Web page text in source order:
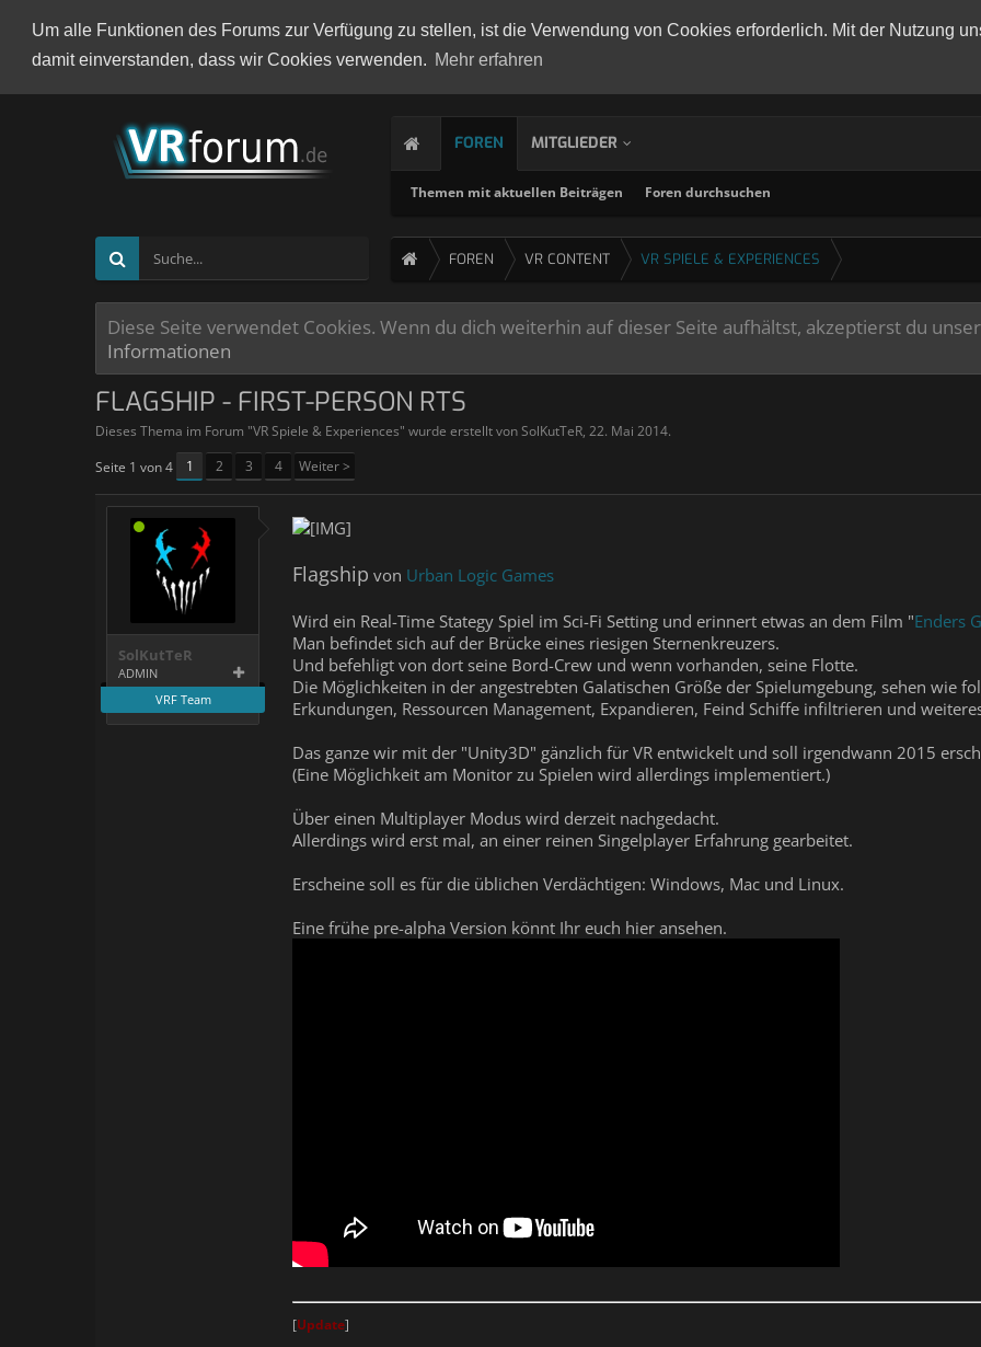
Um alle Funktionen des Forums zur Verfügung zu stellen, ist die Verwendung von Cookies erforderlich. Mit der Nutzung
damit einverstanden, dass wir Cookies verwenden. Mehr erfahren
FOREN
Themen mit aktuellen Beiträgen Foren durchsuchen
MITGLIEDER
FOREN VR CONTENT VR SPIELE & EXPERIENCES
Diese Seite verwendet Cookies. Wenn du dich weiterhin auf dieser Seite aufhältst, akzeptierst du
Informationen
FLAGSHIP - FIRST-PERSON RTS
Dieses Thema im Forum "VR Spiele & Experiences" wurde erstellt vonSolKutTeR, 22. Mai 2014.
Seite 1 von 4
1 2 3 4 Weiter >
SolKutTeR
ADMIN
VRF Team
Flagship von Urban Logic Games
Wird ein Real-Time Stategy Spiel im Sci-Fi Setting und erinnert etwas an dem Film "Enders
Man befindet sich auf der Brücke eines riesigen Sternenkreuzers.
Und befehligt von dort seine Bord-Crew und wenn vorhanden, seine Flotte.
Die Möglichkeiten in der angestrebten Galatischen Größe der Spielumgebung, sehen wie
Erkundungen, Ressourcen Management, Expandieren, Feind Schiffe infiltrieren und
Das ganze wir mit der "Unity3D" gänzlich für VR entwickelt und soll irgendwann 2015
(Eine Möglichkeit am Monitor zu Spielen wird allerdings implementiert.)
Über einen Multiplayer Modus wird derzeit nachgedacht.
Allerdings wird erst mal, an einer reinen Singelplayer Erfahrung gearbeitet.
Erscheine soll es für die üblichen Verdächtigen: Windows, Mac und Linux.
Eine frühe pre-alpha Version könnt Ihr euch hier ansehen.
[Update]